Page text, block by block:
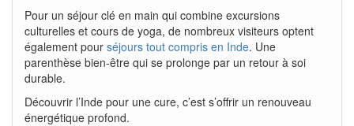
Pour un séjour clé en main qui combine excursions
culturelles et cours de yoga, de nombreux visiteurs optent
également pour séjours tout compris en Inde. Une
parenthèse bien-être qui se prolonge par un retour à soi
durable.
Découvrir l’Inde pour une cure, c’est s’offrir un renouveau
énergétique profond.